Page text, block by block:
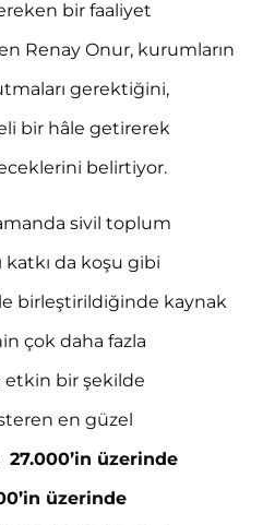
bir faaliyet
Renay Onur, kurumların
gerektiğini,
bir hâle getirerek
belirtiyor.
sivil toplum
katkı da koşu gibi
birleştirildiğinde kaynak
çok daha fazla
bir şekilde
en güzel
27.000’in üzerinde
üzerinde